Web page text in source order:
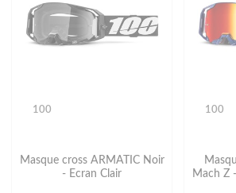
100
Masque cross ARMATIC Noir
- Ecran Clair
100
Mach Z